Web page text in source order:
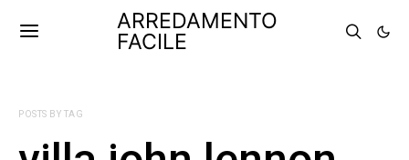
ARREDAMENTO
FACILE
POSTS BY TAG